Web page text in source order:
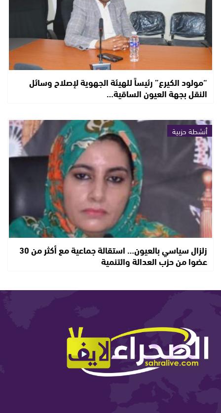
“مولود الكيرع” رئيساً للهيئة الجهوية لإصلاح وسائل
النقل بجهة العيون الساقية…
أنشطة حزبية
زلزال سياسي بالعيون… استقالة جماعية مع أكثر من 30
عضوا من حزب العدالة والتنمية